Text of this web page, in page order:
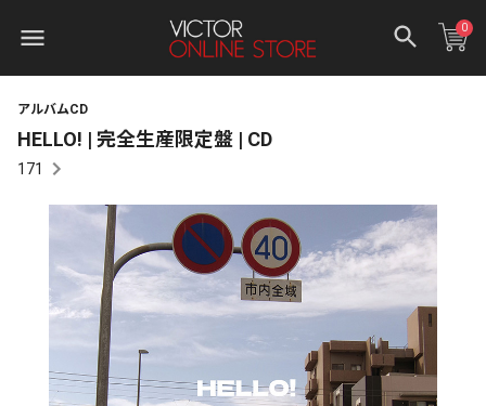
0
アルバムCD
HELLO! | 完全生産限定盤 | CD
171